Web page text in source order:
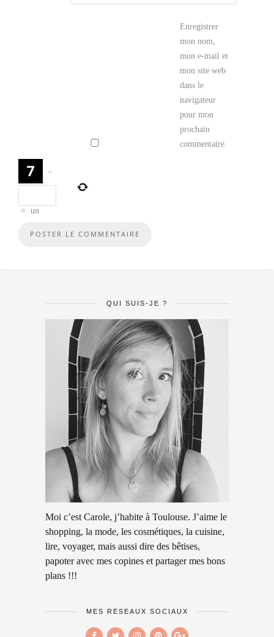
Enregistrer
mon nom,
mon e-mail et
mon site web
dans le
navigateur
pour mon
prochain
commentaire.
−
= un
QUI SUIS-JE ?
Moi c’est Carole, j’habite à Toulouse. J’aime le
shopping, la mode, les cosmétiques, la cuisine,
lire, voyager, mais aussi dire des bêtises,
papoter avec mes copines et partager mes bons
plans !!!
MES RÉSEAUX SOCIAUX